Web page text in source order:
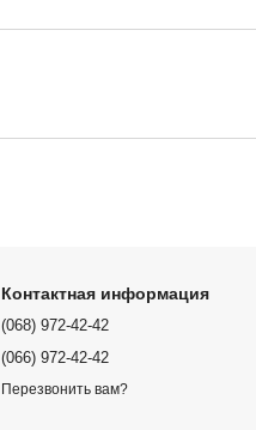
Контактная информация
(068) 972-42-42
(066) 972-42-42
Перезвонить вам?